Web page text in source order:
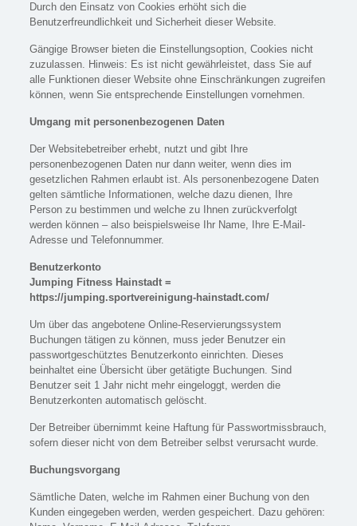
Durch den Einsatz von Cookies erhöht sich die
Benutzerfreundlichkeit und Sicherheit dieser Website.
Gängige Browser bieten die Einstellungsoption, Cookies nicht
zuzulassen. Hinweis: Es ist nicht gewährleistet, dass Sie auf
alle Funktionen dieser Website ohne Einschränkungen zugreifen
können, wenn Sie entsprechende Einstellungen vornehmen.
Umgang mit personenbezogenen Daten
Der Websitebetreiber erhebt, nutzt und gibt Ihre
personenbezogenen Daten nur dann weiter, wenn dies im
gesetzlichen Rahmen erlaubt ist. Als personenbezogene Daten
gelten sämtliche Informationen, welche dazu dienen, Ihre
Person zu bestimmen und welche zu Ihnen zurückverfolgt
werden können – also beispielsweise Ihr Name, Ihre E-Mail-
Adresse und Telefonnummer.
Benutzerkonto
Jumping Fitness Hainstadt =
https://jumping.sportvereinigung-hainstadt.com/
Um über das angebotene Online-Reservierungssystem
Buchungen tätigen zu können, muss jeder Benutzer ein
passwortgeschütztes Benutzerkonto einrichten. Dieses
beinhaltet eine Übersicht über getätigte Buchungen. Sind
Benutzer seit 1 Jahr nicht mehr eingeloggt, werden die
Benutzerkonten automatisch gelöscht.
Der Betreiber übernimmt keine Haftung für Passwortmissbrauch,
sofern dieser nicht von dem Betreiber selbst verursacht wurde.
Buchungsvorgang
Sämtliche Daten, welche im Rahmen einer Buchung von den
Kunden eingegeben werden, werden gespeichert. Dazu gehören: